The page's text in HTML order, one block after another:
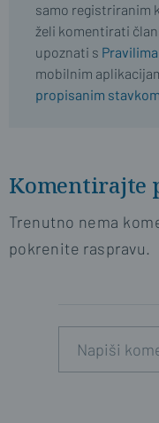
samo registriranim
želi komentirati
upoznati s
mobilnim
propisanim
Komentirajte
Trenutno nema
pokrenite raspravu.